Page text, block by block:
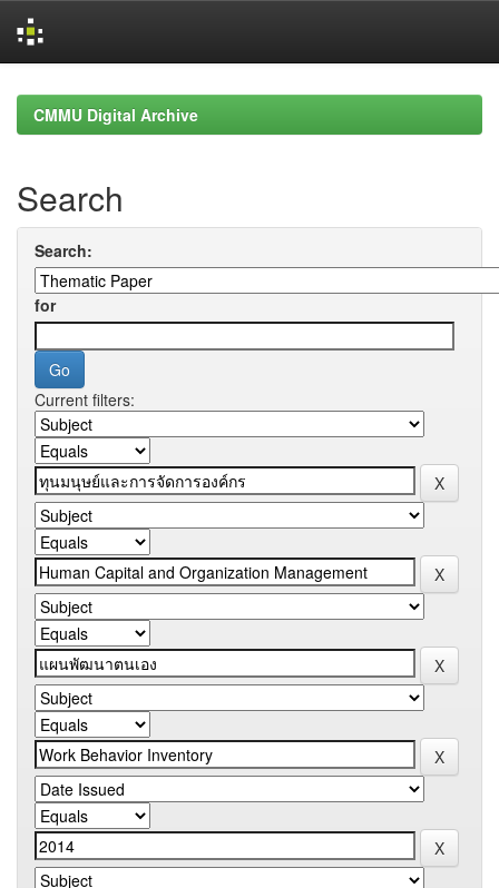
navigationCMMU Digital Archive
Search
Search:
for
Current filters: